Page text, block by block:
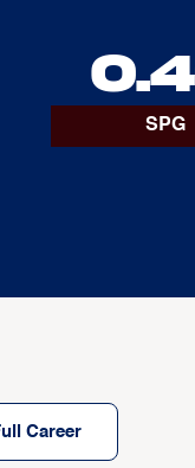
SPG
Career